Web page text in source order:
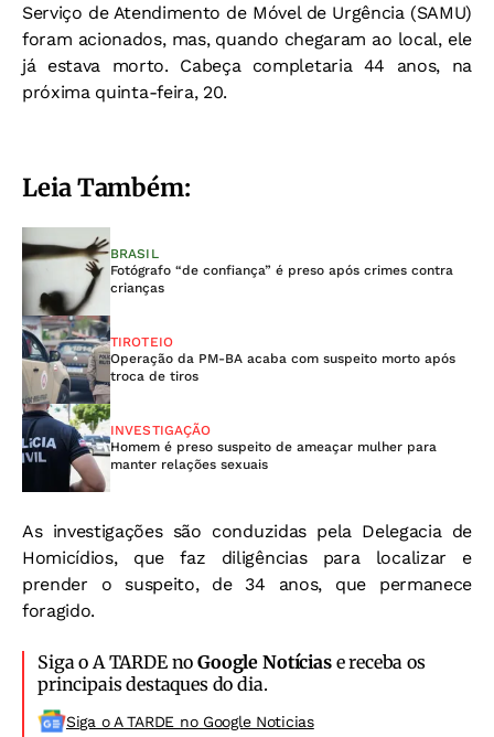
Serviço de Atendimento de Móvel de Urgência (SAMU)
foram acionados, mas, quando chegaram ao local, ele
já estava morto. Cabeça completaria 44 anos, na
próxima quinta-feira, 20.
Leia Também:
BRASIL
Fotógrafo “de confiança” é preso após crimes contra
crianças
TIROTEIO
Operação da PM-BA acaba com suspeito morto após
troca de tiros
INVESTIGAÇÃO
Homem é preso suspeito de ameaçar mulher para
manter relações sexuais
As investigações são conduzidas pela Delegacia de
Homicídios, que faz diligências para localizar e
prender o suspeito, de 34 anos, que permanece
foragido.
Siga o A TARDE noGoogle Notíciase receba os
principais destaques do dia.
Siga o A TARDE no Google Noticias